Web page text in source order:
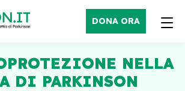
DONA ORA
NELLA
DI PARKINSON